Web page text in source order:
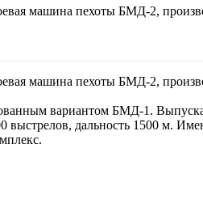
машина пехоты БМД-2,
машина пехоты БМД-2,
вариантом БМД-1.
выстрелов, дальность 1500 м.